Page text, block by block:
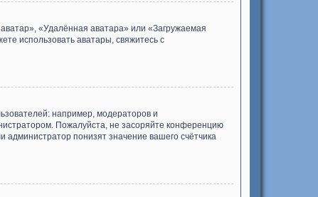
«Удалённая аватара» или «Загружаемая
использовать аватары, свяжитесь с
например, модераторов и
Пожалуйста, не засоряйте конференцию
понизят значение вашего счётчика